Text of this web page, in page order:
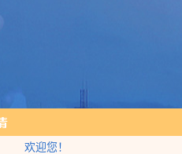
欢迎您！